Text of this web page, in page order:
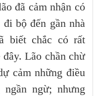
đã cảm nhận có
bộ đến gần nhà
biết chắc có rất
Lão chần chừ
cảm những điều
ngừ; nhưng